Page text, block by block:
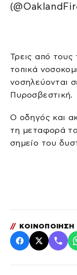
Τρεις από
τοπικά
νοσηλεύονται
Πυροσβεστική.
Ο οδηγός και
τη μεταφορά
σημείο του
// ΚΟΙΝΟΠΟΙΗΣΗ